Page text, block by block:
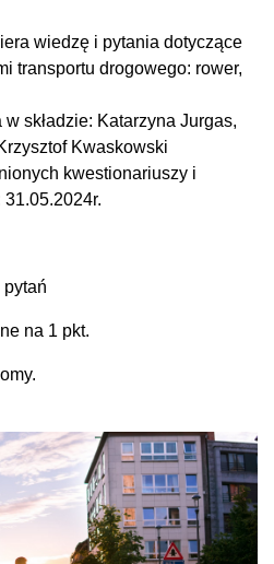
wiedzę i pytania dotyczące
transportu drogowego: rower,
składzie: Katarzyna Jurgas,
Kwaskowski
kwestionariuszy i
na 1 pkt.